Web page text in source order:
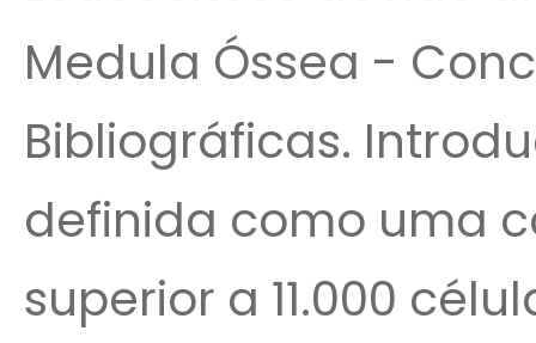
Medula Óssea -
Bibliográficas.
definida como uma
superior a 11.000